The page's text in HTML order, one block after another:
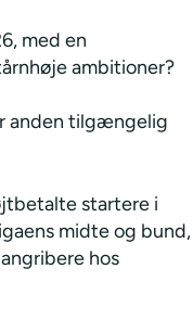
med en
ambitioner?
anden tilgængelig
startere i
midte og bund,
hos